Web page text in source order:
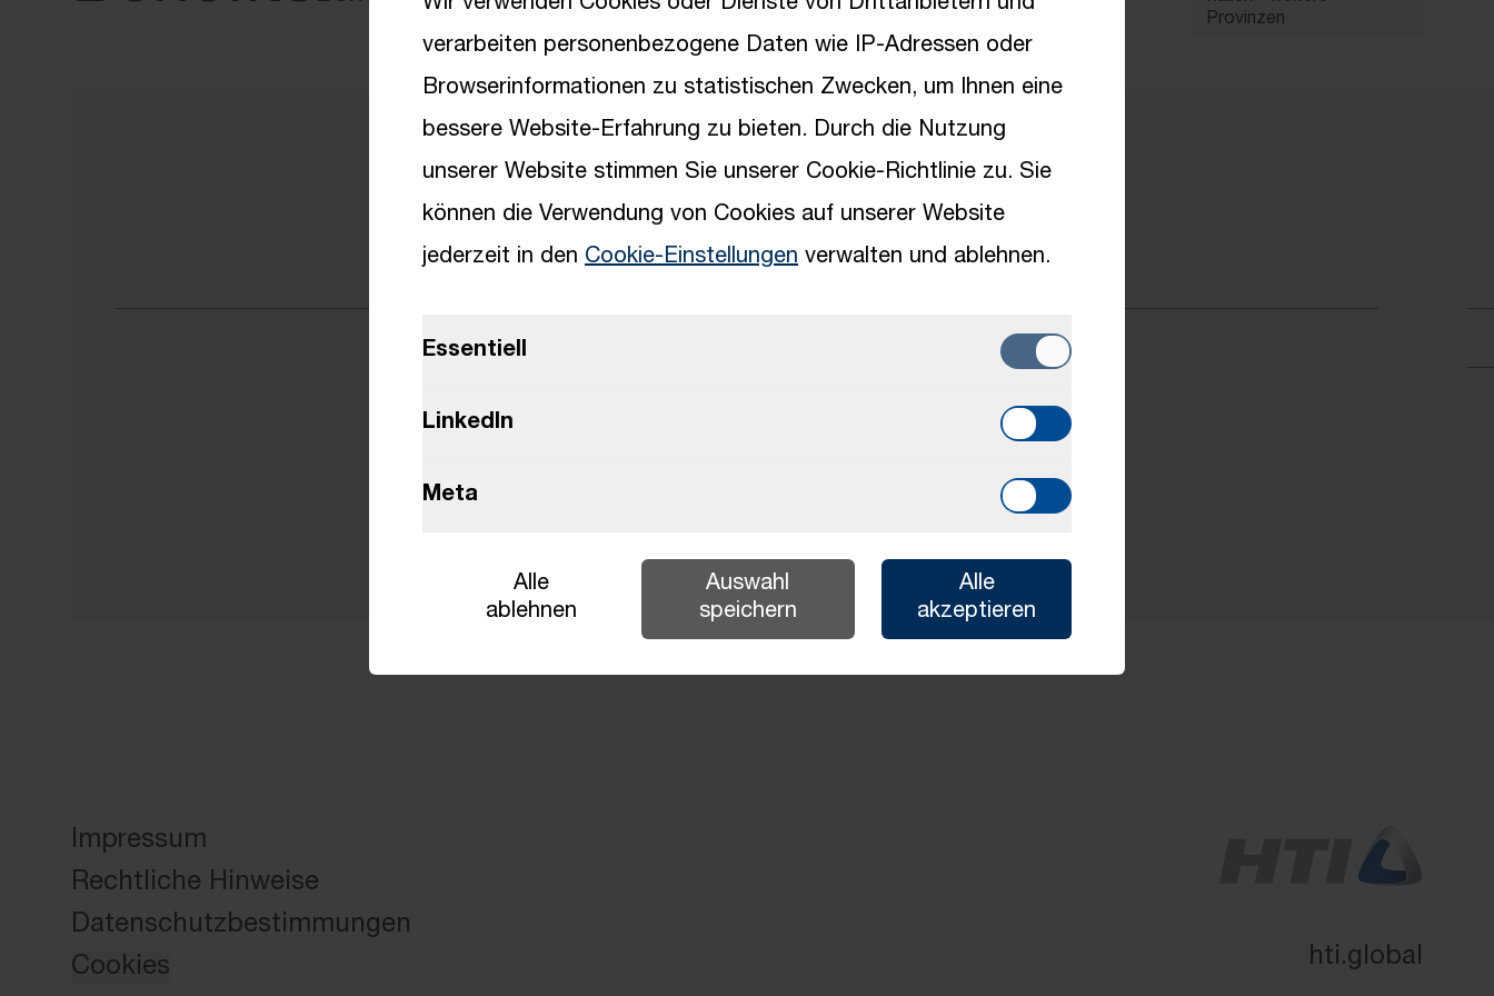
Provinzen
Weiterbildung
Impressum
Rechtliche Hinweise
Datenschutzbestimmungen
Cookies
hti.global
Wir verwenden Cookies oder Dienste von Drittanbietern und
verarbeiten personenbezogene Daten wie IP-Adressen oder
Browserinformationen zu statistischen Zwecken, um Ihnen eine
bessere Website-Erfahrung zu bieten. Durch die Nutzung
unserer Website stimmen Sie unserer Cookie-Richtlinie zu. Sie
können die Verwendung von Cookies auf unserer Website
jederzeit in den Cookie-Einstellungen verwalten und ablehnen.
Essentiell
LinkedIn
Meta
Alle
ablehnen
Auswahl
speichern
Alle
akzeptieren